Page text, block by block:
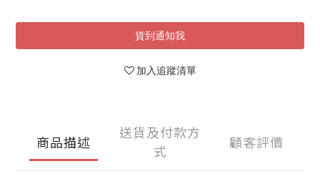
貨到通知我
加入追蹤清單
商品描述
送貨及付款方
式
顧客評價